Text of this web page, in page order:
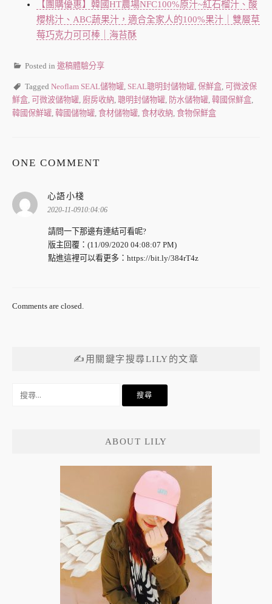
【團購優惠】韓國HT農場NFC100%原汁~紅石榴汁、酸
櫻桃汁、ABC蔬果汁，適合全家人的100%果汁｜雙層草
莓巧克力可可棒｜海苔酥
Posted in 邀稿體驗分享
Tagged Neoflam SEAL儲物罐, SEAL聰明封儲物罐, 保鮮盒, 可微波保
鮮盒, 可微波儲物罐, 廚房收納, 聰明封儲物罐, 防水儲物罐, 韓國保鮮盒,
韓國保鮮罐, 韓國儲物罐, 食材儲物罐, 食材收納, 食物保鮮盒
ONE COMMENT
心語小棧
示:
2020-11-0910:04:06
請問一下那邊有連結可看呢?
版主回覆：(11/09/2020 04:08:07 PM)
點進這裡可以看更多：https://bit.ly/384rT4z
Comments are closed.
✍用關鍵字搜尋LILY的文章
ABOUT LILY